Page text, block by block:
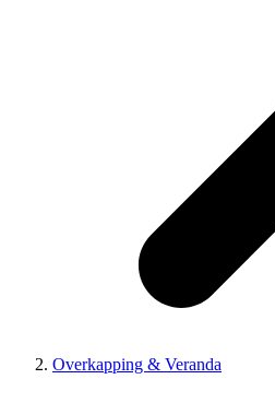
Overkapping & Veranda